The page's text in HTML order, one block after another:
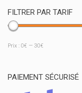
FILTRER PAR TARIF
Prix
Prix
Prix : 0€ — 30€
PAIEMENT SÉCURISÉ